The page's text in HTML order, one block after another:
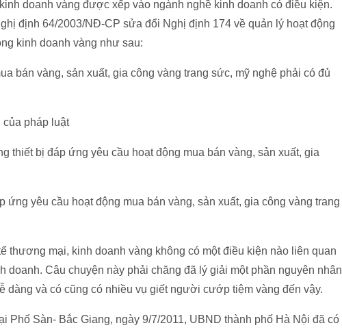
doanh vàng được xếp vào ngành nghề kinh doanh có điều kiện.
định 64/2003/NĐ-CP sửa đổi Nghị định 174 về quản lý hoạt động
kinh doanh vàng như sau:
bán vàng, sản xuất, gia công vàng trang sức, mỹ nghệ phải có đủ
pháp luật
thiết bị đáp ứng yêu cầu hoạt động mua bán vàng, sản xuất, gia
ứng yêu cầu hoạt động mua bán vàng, sản xuất, gia công vàng trang
thương mại, kinh doanh vàng không có một điều kiện nào liên quan
doanh. Câu chuyện này phải chăng đã lý giải một phần nguyên nhân
dàng và có cũng có nhiều vụ giết người cướp tiệm vàng đến vậy.
Phố Sàn- Bắc Giang, ngày 9/7/2011, UBND thành phố Hà Nội đã có